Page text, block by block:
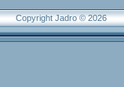
Copyright Jadro © 2026